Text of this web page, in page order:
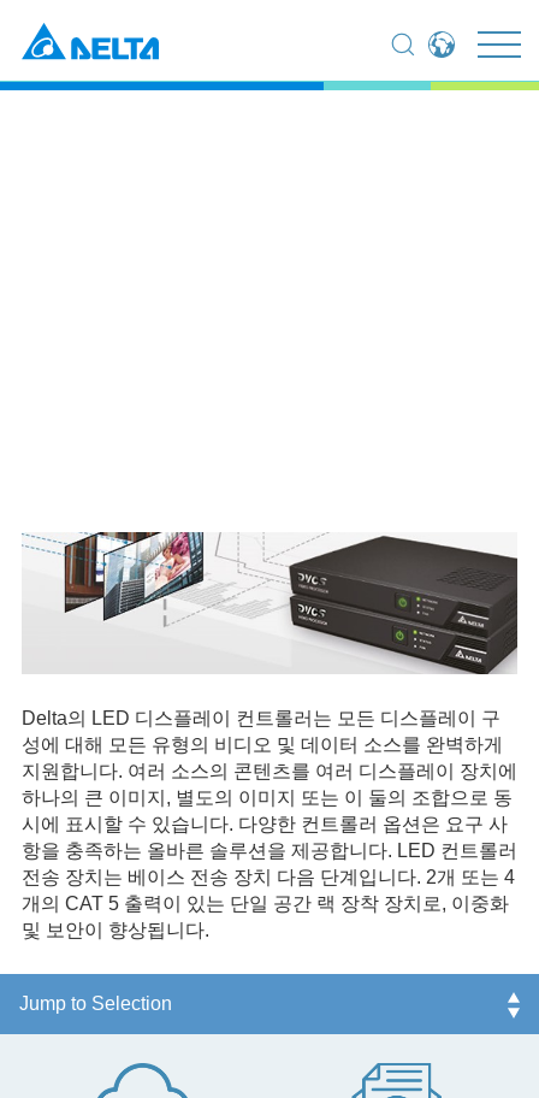
Delta의 LED 디스플레이 컨트롤러는 모든 디스플레이
구
성에 대해 모든 유형의 비디오 및 데이터 소스를 완벽하게
지원합니다. 여러 소스의 콘텐츠를 여러 디스플레이
장치에
하나의 큰 이미지 , 별도의 이미지 또는 이 둘의 조합으로 동
시에
표시할 수 있습니다. 다양한 컨트롤러 옵션은 요구 사
항을 충족하는 올바른 솔루션을 제공합니다. LED 컨트롤러
전송 장치는 베이스 전송 장치 다음 단계입니다. 2개 또는 4
개의 CAT 5 출력이 있는 단일 공간 랙 장착 장치로, 이중화
및 보안이 향상됩니다.